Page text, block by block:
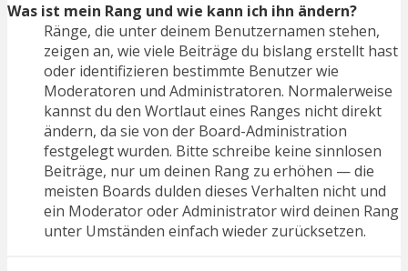
Was ist mein Rang und wie kann ich ihn ändern?
Ränge, die unter deinem Benutzernamen stehen,
zeigen an, wie viele Beiträge du bislang erstellt hast
oder identifizieren bestimmte Benutzer wie
Moderatoren und Administratoren. Normalerweise
kannst du den Wortlaut eines Ranges nicht direkt
ändern, da sie von der Board-Administration
festgelegt wurden. Bitte schreibe keine sinnlosen
Beiträge, nur um deinen Rang zu erhöhen — die
meisten Boards dulden dieses Verhalten nicht und
ein Moderator oder Administrator wird deinen Rang
unter Umständen einfach wieder zurücksetzen.